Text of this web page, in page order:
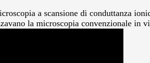
a scansione di conduttanza
la microscopia convenzionale in